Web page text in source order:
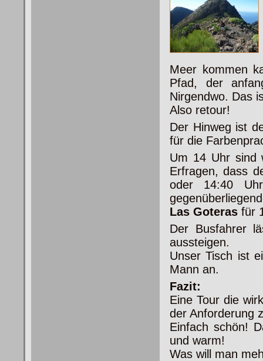
Meer kommen
Pfad, der
Nirgendwo. Das
Also retour!
Der Hinweg ist
für die
Um 14 Uhr sind
Erfragen, dass
oder 14:40
Las Goteras für
Der Busfahrer
aussteigen.
Unser Tisch ist
Mann an.
Fazit:
Eine Tour die
der Anforderung
Einfach schön!
und warm!
Was will man